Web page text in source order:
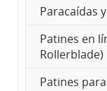
Paracaídas
Patines en
Rollerblade)
Patines